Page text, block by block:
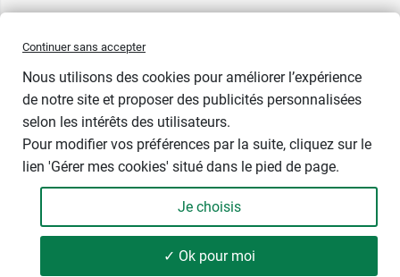
Contenance
- +
3,99 €
Continuer sans accepter
Nous utilisons des cookies pour améliorer l’expérience
de notre site et proposer des publicités personnalisées
selon les intérêts des utilisateurs.
Pour modifier vos préférences par la suite, cliquez sur le
lien 'Gérer mes cookies' situé dans le pied de page.
Je choisis
✓ Ok pour moi